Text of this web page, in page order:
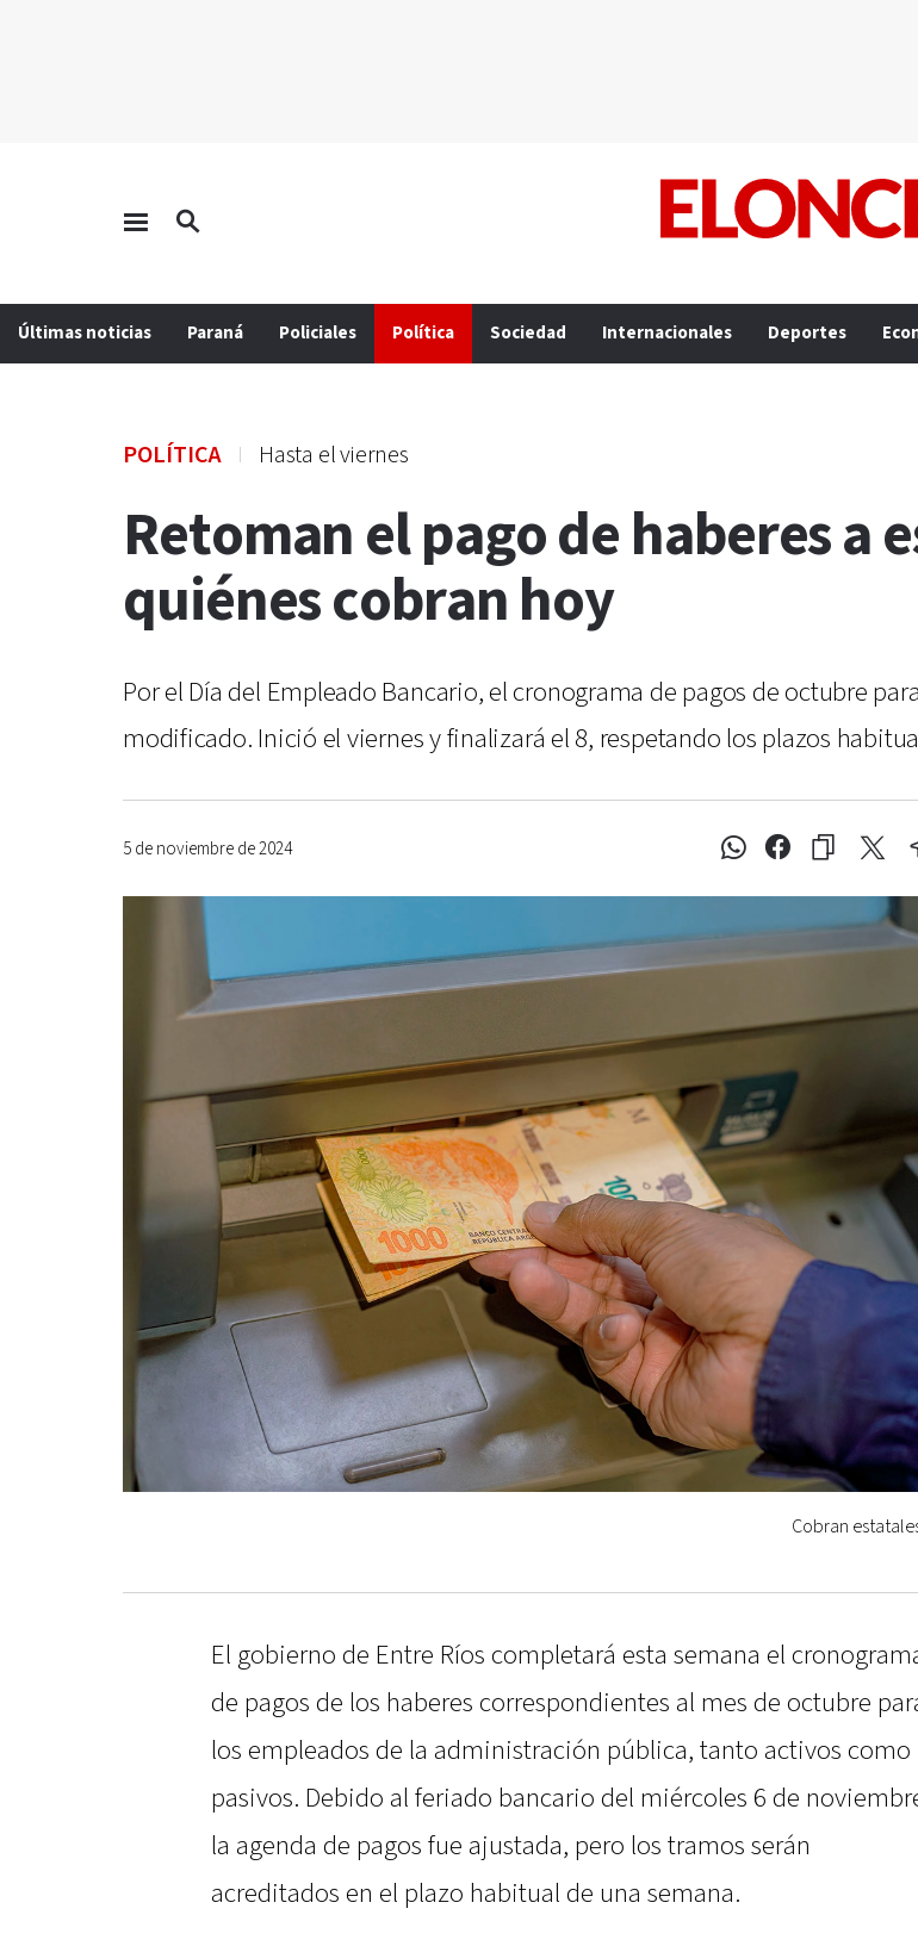
Últimas noticias Paraná Policiales Política Sociedad Internacionales Deportes
POLÍTICA Hasta el viernes
Retoman el pago de haberes a
quiénes cobran hoy
Por el Día del Empleado Bancario, el cronograma de pagos de octubre
modificado. Inició el viernes y finalizará el 8, respetando los plazos
5 de noviembre de 2024
Cobran
El gobierno de Entre Ríos completará esta semana el
de pagos de los haberes correspondientes al mes de octubre
los empleados de la administración pública, tanto activos como
pasivos. Debido al feriado bancario del miércoles 6 de
la agenda de pagos fue ajustada, pero los tramos serán
acreditados en el plazo habitual de una semana.